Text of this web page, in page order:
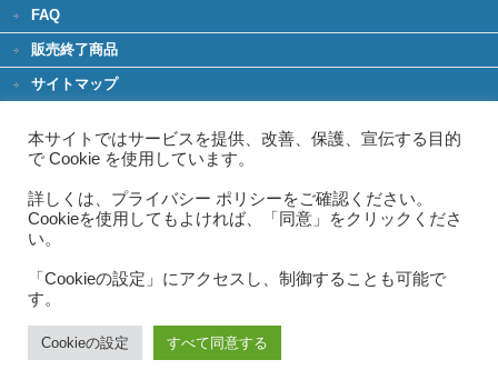
FAQ
販売終了商品
サイトマップ
グリーンIT
グリーン購入法
お問い合わせ
修理のお問い合わせ
Copyright © A.T.WORKS,Inc.
本サイトではサービスを提供、改善、保護、宣伝する目的
で Cookie を使用しています。
詳しくは、プライバシー ポリシーをご確認ください。
Cookieを使用してもよければ、「同意」をクリックくださ
い。
「Cookieの設定」にアクセスし、制御することも可能で
す。
Cookieの設定 すべて同意する